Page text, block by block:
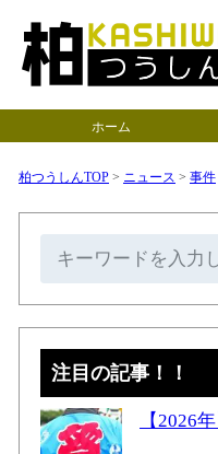
ホーム
柏つうしんTOP > ニュース > 事件
注目の記事！！
【2026